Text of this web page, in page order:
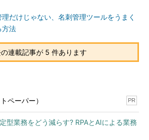
だけじゃない、名刺管理ツールをうまく
方法
連載記事が 5 件あります
ペーパー） PR
型業務をどう減らす? RPAとAIによる業務